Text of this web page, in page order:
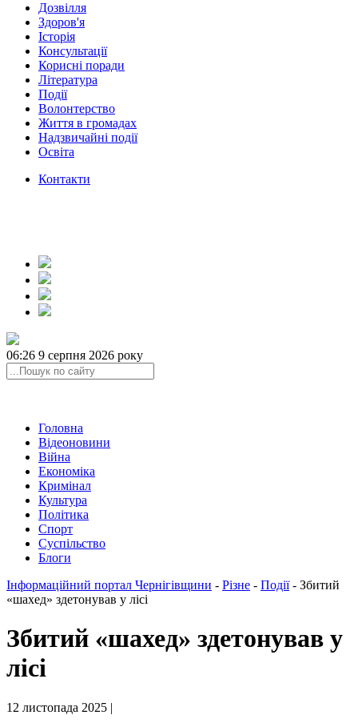
Дозвілля
Здоров'я
Історія
Консультації
Корисні поради
Література
Події
Волонтерство
Життя в громадах
Надзвичайні події
Освіта
Контакти
06:26 9 серпня 2026 року
Головна
Відеоновини
Війна
Економіка
Кримінал
Культура
Політика
Спорт
Суспільство
Блоги
Інформаційний портал Чернігівщини - Різне - Події- Збитий
«шахед» здетонував у лісі
Збитий «шахед» здетонував у
лісі
12 листопада 2025 |